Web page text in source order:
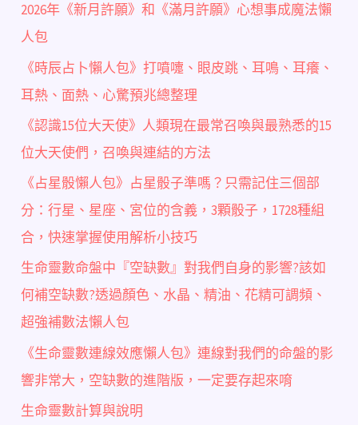
2026年《新月許願》和《滿月許願》心想事成魔法懶
人包
《時辰占卜懶人包》打噴嚏、眼皮跳、耳鳴、耳癢、
耳熱、面熱、心驚預兆總整理
《認識15位大天使》人類現在最常召喚與最熟悉的15
位大天使們，召喚與連結的方法
《占星骰懶人包》占星骰子準嗎？只需記住三個部
分：行星、星座、宮位的含義，3顆骰子，1728種組
合，快速掌握使用解析小技巧
生命靈數命盤中『空缺數』對我們自身的影響?該如
何補空缺數?透過顏色、水晶、精油、花精可調頻、
超強補數法懶人包
《生命靈數連線效應懶人包》連線對我們的命盤的影
響非常大，空缺數的進階版，一定要存起來唷
生命靈數計算與說明